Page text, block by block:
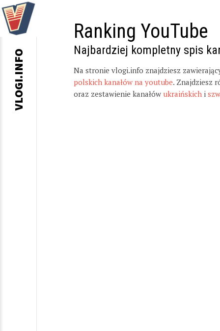
Ranking YouTube
Najbardziej kompletny spis
Na stronie vlogi.info znajdziesz
polskich kanałów na youtube. Znajdziesz
oraz zestawienie kanałów ukraińskich i
VLOGI.INFO